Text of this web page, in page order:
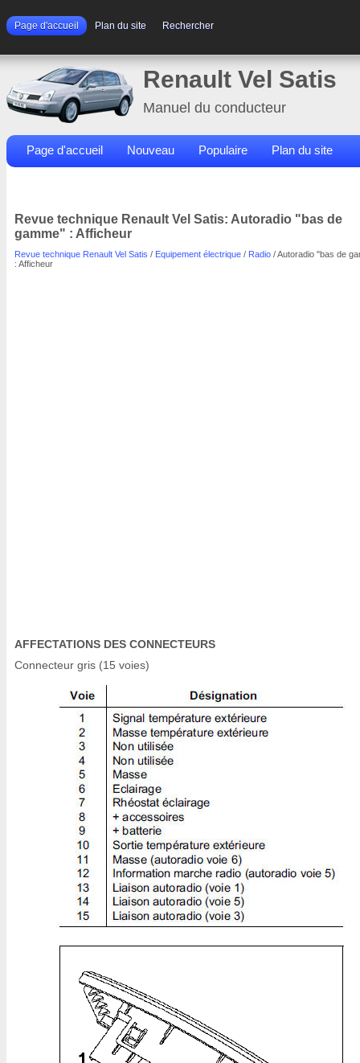
Page d'accueil Plan du site Rechercher
Renault Vel Satis
Manuel du conducteur
Page d'accueil Nouveau Populaire Plan du site
Revue technique Renault Vel Satis: Autoradio "bas de
gamme" : Afficheur
Revue technique Renault Vel Satis / Equipement électrique / Radio / Autoradio "bas de
: Afficheur
AFFECTATIONS DES CONNECTEURS
Connecteur gris (15 voies)